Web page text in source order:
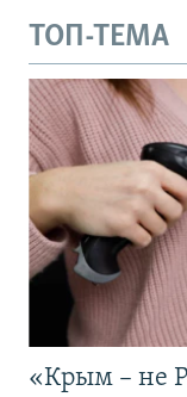
ТОП-ТЕМА
«Крым – не